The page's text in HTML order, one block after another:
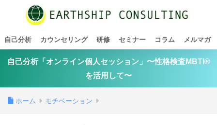
自己分析 カウンセリング 研修 セミナー コラム メルマガ
自己分析「オンライン個人セッション」〜性格検査MBTI®
を活用して〜
ホーム モチベーション